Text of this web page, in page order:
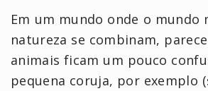
Em um mundo onde o mundo
natureza se combinam,
animais ficam um pouco
pequena coruja, por exemplo